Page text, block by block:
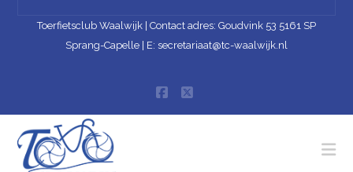
Toerfietsclub Waalwijk | Contact adres: Goudvink 53 5161 SP
Sprang-Capelle | E: secretariaat@tc-waalwijk.nl